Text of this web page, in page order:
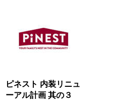
ピネスト 内装リニュ
ーアル計画 其の３